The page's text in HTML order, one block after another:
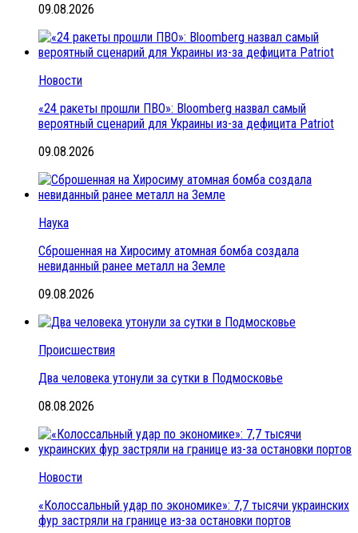
09.08.2026
Новости
«24 ракеты прошли ПВО»: Bloomberg назвал самый
вероятный сценарий для Украины из-за дефицита Patriot
09.08.2026
Наука
Сброшенная на Хиросиму атомная бомба создала
невиданный ранее металл на Земле
09.08.2026
Происшествия
Два человека утонули за сутки в Подмосковье
08.08.2026
Новости
«Колоссальный удар по экономике»: 7,7 тысячи украинских
фур застряли на границе из-за остановки портов